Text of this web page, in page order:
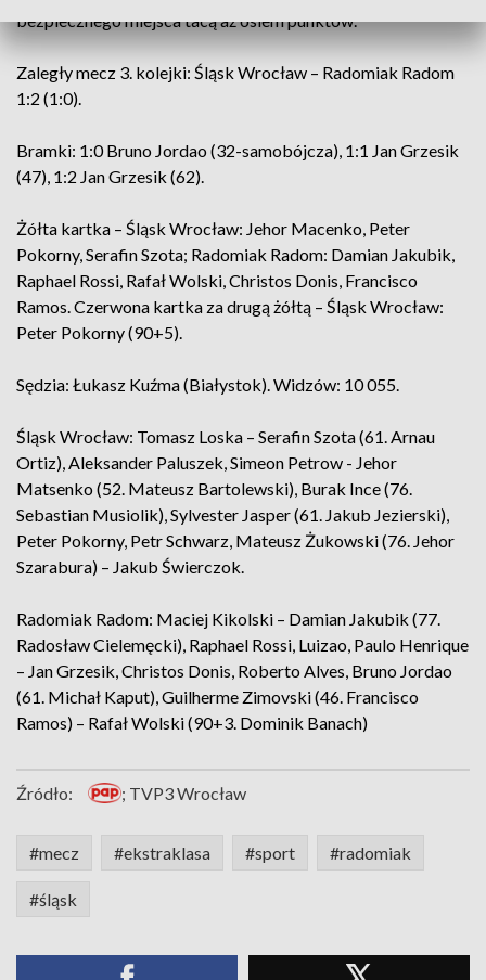
bezpiecznego miejsca tacą aż osiem punktów.
Zaległy mecz 3. kolejki: Śląsk Wrocław – Radomiak Radom
1:2 (1:0).
Bramki: 1:0 Bruno Jordao (32-samobójcza), 1:1 Jan Grzesik
(47), 1:2 Jan Grzesik (62).
Żółta kartka – Śląsk Wrocław: Jehor Macenko, Peter
Pokorny, Serafin Szota; Radomiak Radom: Damian Jakubik,
Raphael Rossi, Rafał Wolski, Christos Donis, Francisco
Ramos. Czerwona kartka za drugą żółtą – Śląsk Wrocław:
Peter Pokorny (90+5).
Sędzia: Łukasz Kuźma (Białystok). Widzów: 10 055.
Śląsk Wrocław: Tomasz Loska – Serafin Szota (61. Arnau
Ortiz), Aleksander Paluszek, Simeon Petrow - Jehor
Matsenko (52. Mateusz Bartolewski), Burak Ince (76.
Sebastian Musiolik), Sylvester Jasper (61. Jakub Jezierski),
Peter Pokorny, Petr Schwarz, Mateusz Żukowski (76. Jehor
Szarabura) – Jakub Świerczok.
Radomiak Radom: Maciej Kikolski – Damian Jakubik (77.
Radosław Cielemęcki), Raphael Rossi, Luizao, Paulo Henrique
– Jan Grzesik, Christos Donis, Roberto Alves, Bruno Jordao
(61. Michał Kaput), Guilherme Zimovski (46. Francisco
Ramos) – Rafał Wolski (90+3. Dominik Banach)
Źródło: ; TVP3 Wrocław
#mecz #ekstraklasa #sport #radomiak
#śląsk